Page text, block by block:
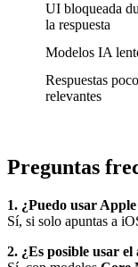
UI bloqueada
la respuesta
Modelos IA
Respuestas poco
relevantes
Preguntas
1. ¿Puedo usar
Sí, si solo apuntas a
2. ¿Es posible usar el